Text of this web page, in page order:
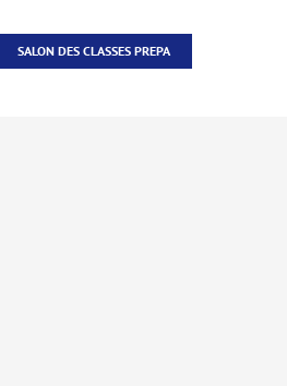
SALON DES CLASSES PREPA